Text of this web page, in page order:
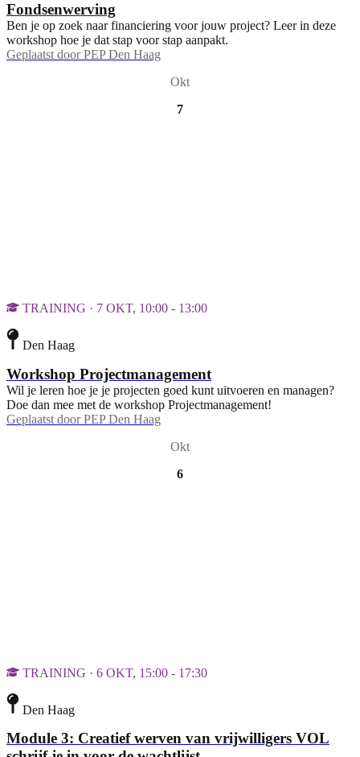
Fondsenwerving
Ben je op zoek naar financiering voor jouw project? Leer in deze
workshop hoe je dat stap voor stap aanpakt.
Geplaatst door PEP Den Haag
Okt
7
TRAINING · 7 OKT, 10:00 - 13:00
Den Haag
Workshop Projectmanagement
Wil je leren hoe je je projecten goed kunt uitvoeren en managen?
Doe dan mee met de workshop Projectmanagement!
Geplaatst door PEP Den Haag
Okt
6
TRAINING · 6 OKT, 15:00 - 17:30
Den Haag
Module 3: Creatief werven van vrijwilligers VOL